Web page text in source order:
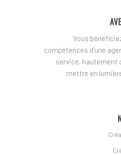
Vous
compétences d’une
service, hautement
mettre en